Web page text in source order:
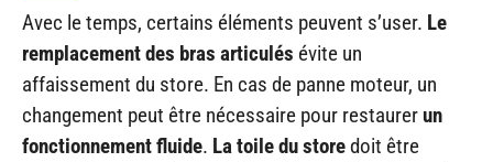
Avec le temps, certains éléments peuvent s’user. Le
remplacement des bras articulés évite un
affaissement du store. En cas de panne moteur, un
changement peut être nécessaire pour restaurer un
fonctionnement fluide. La toile du storedoit être